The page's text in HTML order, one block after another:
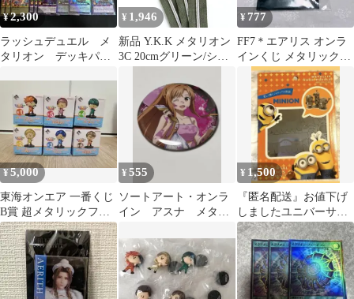
¥2,300
ラッシュデュエル メ
タリオン デッキパー
¥ 1,946
新品 Y.K.K メタリオン
3C 20cmグリーン/シル
¥ 777
FF7＊エアリス オンラ
インくじ メタリック風
カンバッジ 缶バッジ
¥5,000
東海オンエア 一番くじ
B賞 超メタリックフィ
ギュア 全6種セット
¥555
ソートアート・オンラ
イン アスナ メタリ
¥ 1,500
『匿名配送』お値下げ
しましたユニバーサル
ジャパンメタリックナ
ノパズル